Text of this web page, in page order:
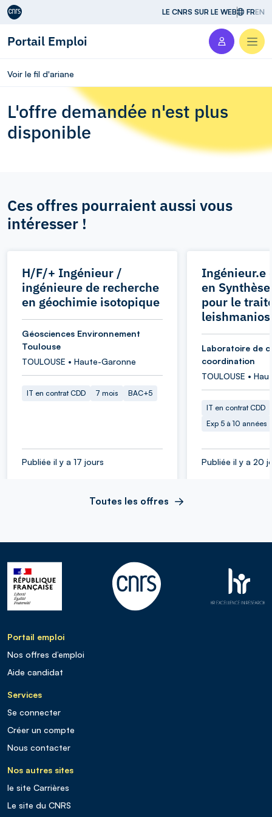
Aller au contenu LE CNRS SUR LE WEB FREN
Portail Emploi
Voir le fil d'ariane
L'offre demandée n'est plus
disponible
Ces offres pourraient aussi vous
intéresser !
H/F/+ Ingénieur /
ingénieure de recherche
en géochimie isotopique
Géosciences Environnement
Toulouse
TOULOUSE • Haute-Garonne
IT en contrat CDD 7 mois BAC+5
Publiée il y a 17 jours
Ingénieur.e
en
pour le
Laboratoire de
coordination
TOULOUSE •
IT en contrat CDD
Exp 5 à 10 années
Publiée il y a 20
Toutes les offres
Portail emploi
Nos offres d’emploi
Aide candidat
Services
Se connecter
Créer un compte
Nous contacter
Nos autres sites
le site Carrières
Le site du CNRS